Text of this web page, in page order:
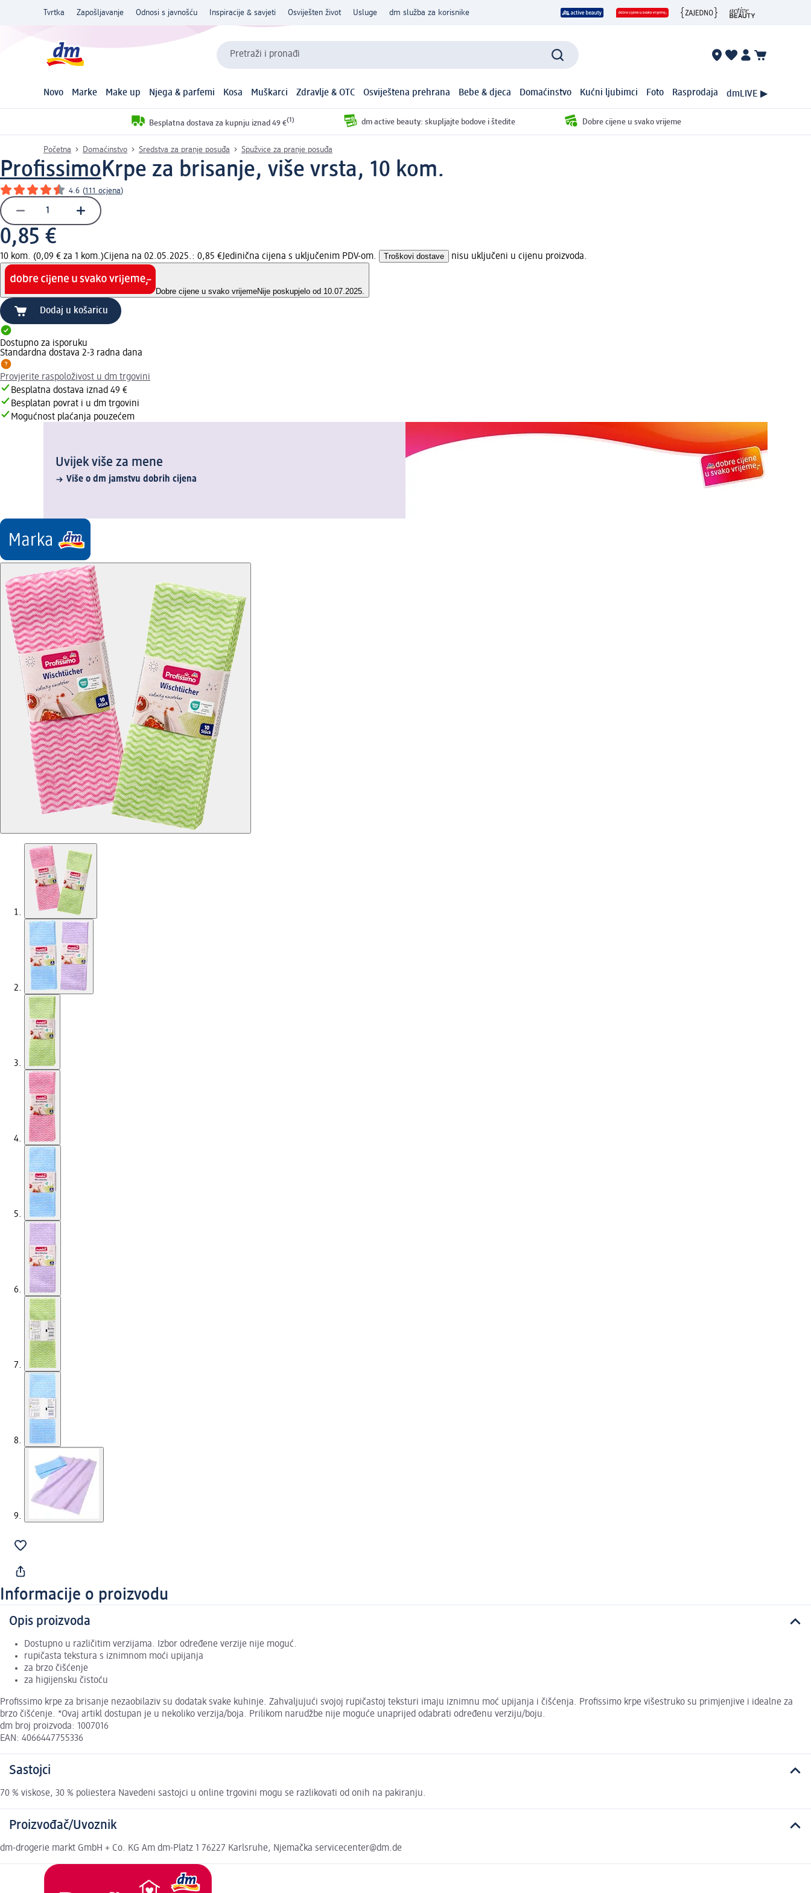
Tvrtka Zapošljavanje Odnosi s javnošću Inspiracije & savjeti Osviješten život Usluge dm služba za korisnike
Pretraži i pronađi
Novo Marke Make up Njega & parfemi Kosa Muškarci Zdravlje & OTC Osviještena prehrana Bebe & djeca Domaćinstvo Kućni ljubimci Foto Rasprodaja dmLIVE ▶
Besplatna dostava za kupnju iznad 49 €(1) dm active beauty: skupljajte bodove i štedite Dobre cijene u svako vrijeme
Početna Domaćinstvo Sredstva za pranje posuđa Spužvice za pranje posuđa
ProfissimoKrpe za brisanje, više vrsta, 10 kom.
4.6 (111 ocjena)
0,85 €
10 kom. (0,09 € za 1 kom.)Cijena na 02.05.2025.: 0,85 €Jedinična cijena s uključenim PDV-om. Troškovi dostave nisu uključeni u cijenu proizvoda.
Dobre cijene u svako vrijemeNije poskupjelo od 10.07.2025.
Dodaj u košaricu
Dostupno za isporuku
Standardna dostava 2-3 radna dana
Provjerite raspoloživost u dm trgovini
Besplatna dostava iznad 49 €
Besplatan povrat i u dm trgovini
Mogućnost plaćanja pouzećem
Uvijek više za mene
Više o dm jamstvu dobrih cijena
Informacije o proizvodu
Opis proizvoda
Dostupno u različitim verzijama. Izbor određene verzije nije moguć.
rupičasta tekstura s iznimnom moći upijanja
za brzo čišćenje
za higijensku čistoću
Profissimo krpe za brisanje nezaobilaziv su dodatak svake kuhinje. Zahvaljujući svojoj rupičastoj teksturi imaju iznimnu moć upijanja i čišćenja. Profissimo krpe višestruko su primjenjive i idealne za
brzo čišćenje. *Ovaj artikl dostupan je u nekoliko verzija/boja. Prilikom narudžbe nije moguće unaprijed odabrati određenu verziju/boju.
dm broj proizvoda: 1007016
EAN: 4066447755336
Sastojci
70 % viskose, 30 % poliestera Navedeni sastojci u online trgovini mogu se razlikovati od onih na pakiranju.
Proizvođač/Uvoznik
dm-drogerie markt GmbH + Co. KG Am dm-Platz 1 76227 Karlsruhe, Njemačka servicecenter@dm.de